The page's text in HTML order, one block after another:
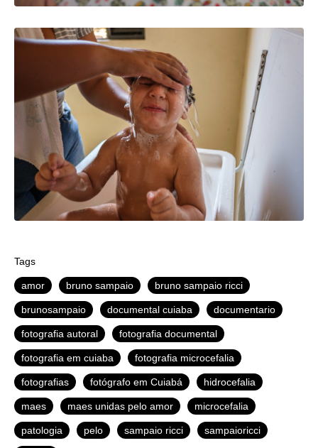
Tags
amor bruno sampaio bruno sampaio ricci
brunosampaio documental cuiaba documentario
fotografia autoral fotografia documental
fotografia em cuiaba fotografia microcefalia
fotografias fotógrafo em Cuiabá hidrocefalia
maes maes unidas pelo amor microcefalia
patologia pelo sampaio ricci sampaioricci